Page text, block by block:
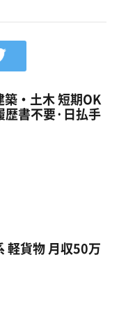
・土木 短期OK
歴書不要·日払手
軽貨物 月収50万